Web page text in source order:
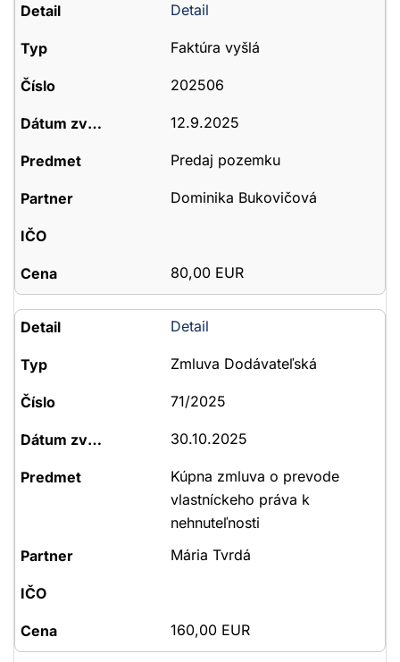
Detail
Faktúra vyšlá
202506
12.9.2025
Predaj pozemku
Dominika Bukovičová
80,00 EUR
Detail
Zmluva Dodávateľská
71/2025
30.10.2025
Kúpna zmluva o prevode
vlastníckeho práva k
nehnuteľnosti
Mária Tvrdá
160,00 EUR